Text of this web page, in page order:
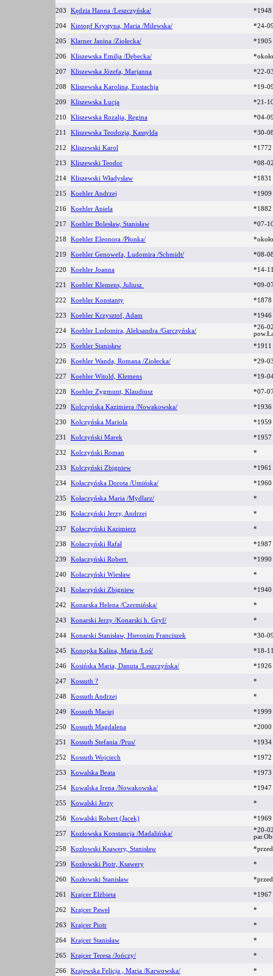
203 Kędzia Hanna /Leszczyńska/ *1948
204 Kintopf Krystyna, Maria /Milewska/ *24-
205 Klarner Janina /Ziołecka/ *1905
206 Kliszewska Emilja /Dębecka/
207 Kliszewska Józefa, Marjanna *22-
208 Kliszewska Karolina, Eustachja *19-
209 Kliszewska Łucja *21-
210 Kliszewska Rozalja, Regina *04-
211 Kliszewska Teodozja, Kassylda *30-
212 Kliszewski Karol *1772
213 Kliszewski Teodor *08-
214 Kliszewski Władysław *1831
215 Koehler Andrzej *1909
216 Koehler Aniela *1882
217 Koehler Bolesław, Stanisław *07-
218 Koehler Eleonora /Płonka/
219 Koehler Genowefa, Ludomira /Schmidt/ *08-
220 Koehler Joanna *14-
221 Koehler Klemens, Juliusz *09-
222 Koehler Konstanty *1878
223 Koehler Krzysztof, Adam *1946
224 Koehler Ludomira, Aleksandra /Garczyńska/
*26-
225
Koehler Stanisław *1911
226 Koehler Wanda, Romana /Ziołecka/ *29-
227 Koehler Witold, Klemens *19-
228 Koehler Zygmunt, Klaudiusz *07-
229 Kolczyńska Kazimiera /Nowakowska/ *1936
230 Kolczyńska Mariola *1959
231 Kolczyński Marek *1957
232 Kolczyński Roman *
233 Kolczyński Zbigniew *1961
234 Kołaczyńska Dorota /Umińska/
235 Kołaczyńska Maria /Mydlarz/ *
236 Kołaczyński Jerzy, Andrzej *
237 Kołaczyński Kazimierz *
238 Kołaczyński Rafał *1987
239 Kołaczyński Robert *1990
240 Kołaczyński Wiesław *
241 Kołaczyński Zbigniew *1940
242 Konarska Helena /Czermińska/ *
243 Konarski Jerzy /Konarski h. Gryf/ *
244 Konarski Stanisław, Hieronim Franciszek *30-
245 Konopka Kalina, Maria /Łoś/ *18-
246 Kosińska Maria, Danuta /Leszczyńska/ *1926
247 Kossuth ? *
248 Kossuth Andrzej *
249 Kossuth Maciej *1999
250 Kossuth Magdalena *2000
251 Kossuth Stefania /Prus/ *1934
252 Kossuth Wojciech *1972
253 Kowalska Beata *1973
254 Kowalska Irena /Nowakowska/ *1947
255 Kowalski Jerzy *
256 Kowalski Robert (Jacek) *1969
257 Kozłowska Konstancja /Madalińska/
*20-
258
Kozłowski Ksawery, Stanisław
259 Kozłowski Piotr, Ksawery *
260 Kozłowski Stanisław
261 Krajcer Elżbieta *1967
262 Krajcer Paweł *
263 Krajcer Piotr *
264 Krajcer Stanisław *
265 Krajcer Teresa /Jończy/ *
266 Krajewska Felicja , Maria /Karwowska/ *